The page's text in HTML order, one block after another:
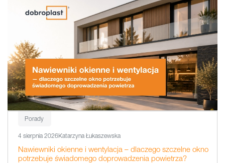
Porady
4 sierpnia 2026Katarzyna Łukaszewska
Nawiewniki okienne i wentylacja – dlaczego szczelne okno
potrzebuje świadomego doprowadzenia powietrza?